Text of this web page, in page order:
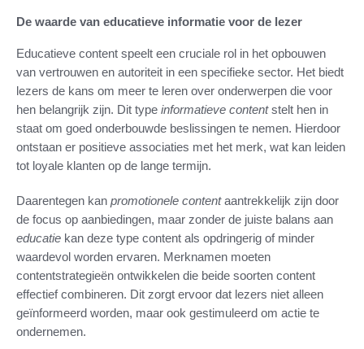
De waarde van educatieve informatie voor de lezer
Educatieve content speelt een cruciale rol in het opbouwen
van vertrouwen en autoriteit in een specifieke sector. Het biedt
lezers de kans om meer te leren over onderwerpen die voor
hen belangrijk zijn. Dit type informatieve contentstelt hen in
staat om goed onderbouwde beslissingen te nemen. Hierdoor
ontstaan er positieve associaties met het merk, wat kan leiden
tot loyale klanten op de lange termijn.
Daarentegen kan promotionele contentaantrekkelijk zijn door
de focus op aanbiedingen, maar zonder de juiste balans aan
educatie kan deze type content als opdringerig of minder
waardevol worden ervaren. Merknamen moeten
contentstrategieën ontwikkelen die beide soorten content
effectief combineren. Dit zorgt ervoor dat lezers niet alleen
geïnformeerd worden, maar ook gestimuleerd om actie te
ondernemen.